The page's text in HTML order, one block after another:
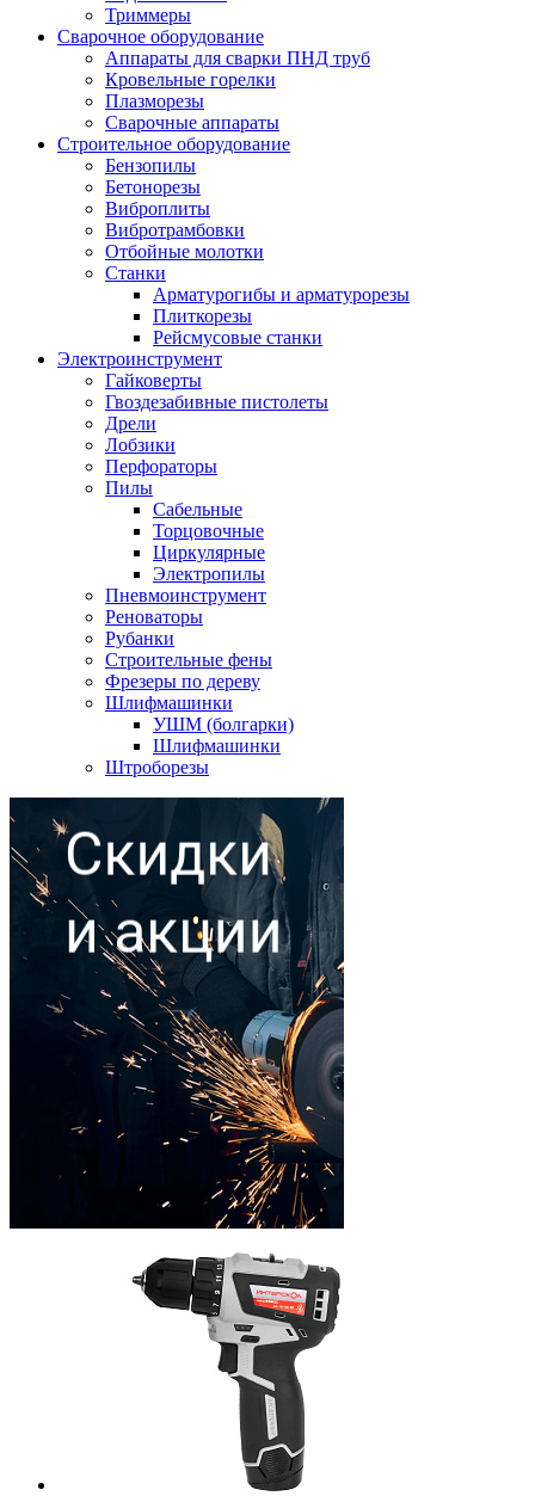
Триммеры
Сварочное оборудование
Аппараты для сварки ПНД труб
Кровельные горелки
Плазморезы
Сварочные аппараты
Строительное оборудование
Бензопилы
Бетонорезы
Виброплиты
Вибротрамбовки
Отбойные молотки
Станки
Арматурогибы и арматурорезы
Плиткорезы
Рейсмусовые станки
Электроинструмент
Гайковерты
Гвоздезабивные пистолеты
Дрели
Лобзики
Перфораторы
Пилы
Сабельные
Торцовочные
Циркулярные
Электропилы
Пневмоинструмент
Реноваторы
Рубанки
Строительные фены
Фрезеры по дереву
Шлифмашинки
УШМ (болгарки)
Шлифмашинки
Штроборезы